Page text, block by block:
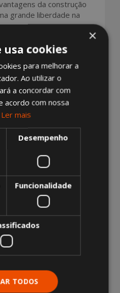
da construção
grande liberdade na
ADVANCE
×
usa cookies
para melhorar a
Ao utilizar o
a concordar com
acordo com nossa
Ler mais
Desempenho
Funcionalidade
TODOS